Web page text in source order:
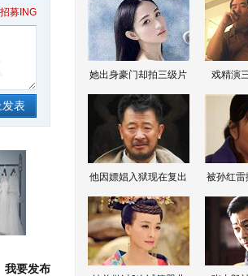
博
客]
募ING
我要发布
她出身豪门却拍三级片 戏精演
他因嫖娼入狱现在复出 被孙红雷